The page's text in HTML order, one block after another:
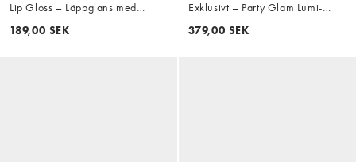
Lip Gloss – Läppglans med
SPF30 - 02 Berry Barrier
189,00 SEK
Exklusivt – Party Glam Lumi-
Bronzer – Bronzer – 01 Bronze
379,00 SEK